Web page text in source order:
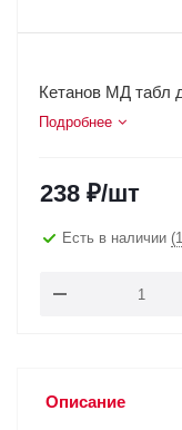
Кетанов МД табл
Подробнее
238 ₽/шт
Есть в наличии
Описание